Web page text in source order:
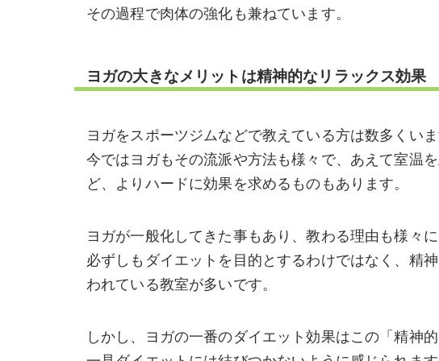
その過程で肉体の強化も兼ねています。
ヨガの大きなメリットは精神的なリラックス効果
ヨガをスポーツジムなどで教えている方は数多くいま
今ではヨガもその流派や方法も様々で、あえて室温
ど、よりハードに効果を求めるものもあります。
ヨガが一般化してきた事もあり、教わる理由も様々に
必ずしもダイエットを目的とするわけではなく、精
われている教室が多いです。
しかし、ヨガの一番のダイエット効果はこの「精神